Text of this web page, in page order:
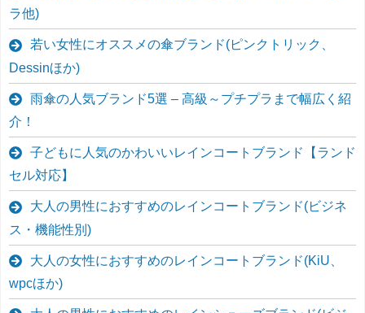
ラ他)
若い女性にオススメの傘ブランド(ピンクトリック、
Dessinほか)
雨傘の人気ブランド5選 – 高級～プチプラまで幅広く紹
介！
子どもに人気のかわいいレインコートブランド【ランド
セル対応】
大人の男性におすすめのレインコートブランド(ビジネ
ス・機能性別)
大人の女性におすすめのレインコートブランド(KiU、
wpcほか)